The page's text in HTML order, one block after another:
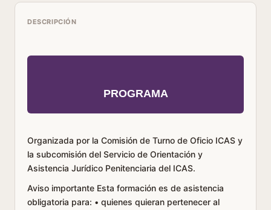
DESCRIPCIÓN
PROGRAMA
Organizada por la Comisión de Turno de Oficio ICAS y
la subcomisión del Servicio de Orientación y
Asistencia Jurídico Penitenciaria del ICAS.
Aviso importante Esta formación es de asistencia
obligatoria para: • quienes quieran pertenecer al